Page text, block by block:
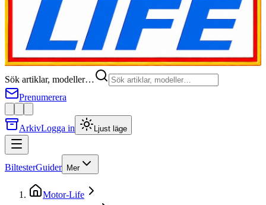
Sök artiklar, modeller…
Prenumerera
ArkivLogga in Ljust läge
BiltesterGuider Mer
Motor-Life